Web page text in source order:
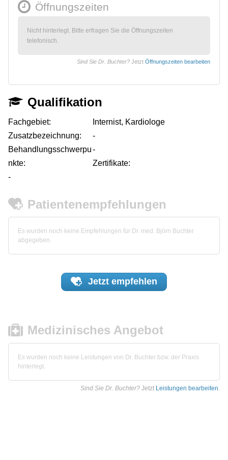
Öffnungszeiten
Nicht hinterlegt. Bitte erfragen Sie die Öffnungszeiten
telefonisch.
Sind Sie Dr. Buchter? Jetzt Öffnungszeiten bearbeiten
Qualifikation
Fachgebiet:
Internist, Kardiologe
Zusatzbezeichnung:
-
Behandlungsschwerpu
nkte:
-
Zertifikate:
-
Patientenempfehlungen
Es wurden noch keine Empfehlungen für Dr. med. Björn Buchter
abgegeben.
Jetzt empfehlen
Medizinisches Angebot
Es wurden noch keine Leistungen von Dr. Buchter bzw. der Praxis
hinterlegt.
Sind Sie Dr. Buchter? Jetzt Leistungen bearbeiten.